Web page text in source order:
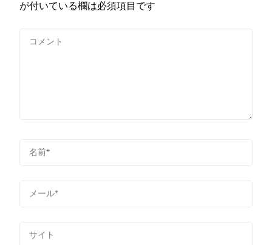
が付いている欄は必須項目です